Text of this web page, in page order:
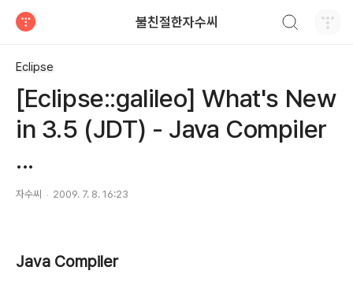
불친절한자수씨
Eclipse
[Eclipse::galileo] What's New
in 3.5 (JDT) - Java Compiler
...
자수씨 2009. 7. 8. 16:23
Java Compiler